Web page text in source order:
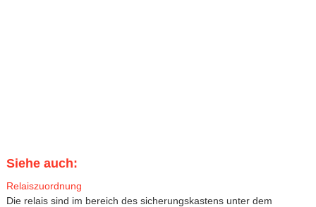
Siehe auch:
Relaiszuordnung
Die relais sind im bereich des sicherungskastens unter dem